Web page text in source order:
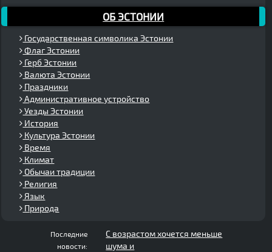
ОБ ЭСТОНИИ
Государственная символика Эстонии
Флаг Эстонии
Герб Эстонии
Валюта Эстонии
Праздники
Административное устройство
Уезды Эстонии
История
Культура Эстонии
Время
Климат
Обычаи традиции
Религия
Язык
Природа
Последние
новости:
С возрастом хочется меньше
шума и